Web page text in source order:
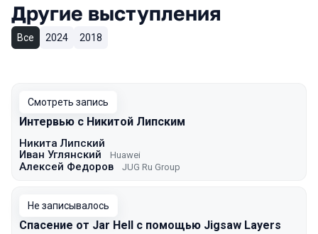
Другие выступления
Все 2024 2018
Смотреть запись
Интервью с Никитой Липским
Никита Липский
Иван Углянский
Huawei
Алексей Федоров JUG Ru Group
Не записывалось
Спасение от Jar Hell с помощью Jigsaw Layers